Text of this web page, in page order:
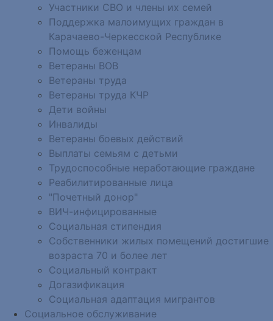
Участники СВО и члены их семей
Поддержка малоимущих граждан в
Карачаево-Черкесской Республике
Помощь беженцам
Ветераны ВОВ
Ветераны труда
Ветераны труда КЧР
Дети войны
Инвалиды
Ветераны боевых действий
Выплаты семьям с детьми
Трудоспособные неработающие граждане
Реабилитированные лица
"Почетный донор"
ВИЧ-инфицированные
Социальная стипендия
Собственники жилых помещений достигшие
возраста 70 и более лет
Социальный контракт
Догазификация
Социальная адаптация мигрантов
Социальное обслуживание